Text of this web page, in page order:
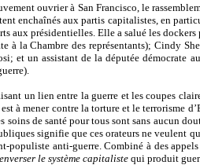
ouvrier à San Francisco, le
enchaînés aux partis capitalistes, en
présidentielles. Elle a salué les
à la Chambre des représentants); Cindy
et un assistant de la députée
un lien entre la guerre et les coupes
à mener contre la torture et le
de santé pour tous sont sans aucun
signifie que ces orateurs ne
populiste anti-guerre. Combiné à des
le système capitalistequi produit